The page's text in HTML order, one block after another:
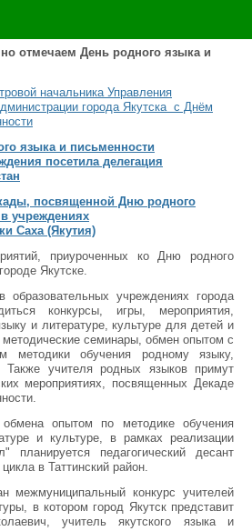
отмечаем День родного языка и
начальника Управления
города Якутска с Днём
языка и письменности
посетила делегация
посвященной Дню родного
учреждениях
Саха (Якутия)
приуроченных ко Дню родного
Якутске.
учреждениях города
конкурсы, игры, мероприятия,
и литературе, культуре для детей и
семинары, обмен опытом с
методики обучения родному языку,
Также учителя родных языков примут
мероприятиях, посвященных Декаде
опытом по методике обучения
и культуре, в рамках реализации
планируется педагогический десант
в Таттинский район.
межмуниципальный конкурс учителей
в котором город Якутск представит
учитель якутского языка и